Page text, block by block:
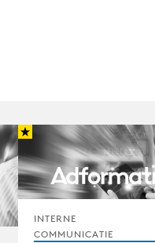
INTERNE
COMMUNICATIE